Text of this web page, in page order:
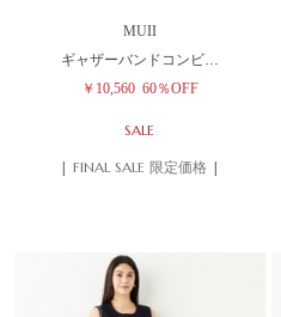
MUII
ギャザーバンドコンビ…
￥10,560 60％OFF
SALE
| FINAL SALE 限定価格 |